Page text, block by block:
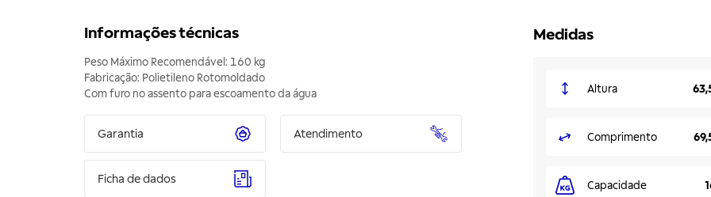
Informações técnicas
Peso Máximo Recomendável: 160 kg
Fabricação: Polietileno Rotomoldado
Com furo no assento para escoamento da água
Garantia Atendimento
Ficha de dados
Medidas
Altura
Comprimento
Capacidade